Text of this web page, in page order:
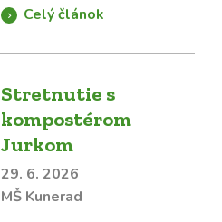
Celý článok
Stretnutie s
kompostérom
Jurkom
29. 6. 2026
MŠ Kunerad